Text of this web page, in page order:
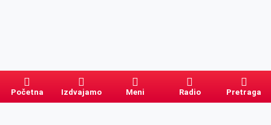
Početna Izdvajamo Meni Radio Pretraga